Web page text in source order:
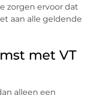
zorgen ervoor dat
aan alle geldende
met VT
alleen een